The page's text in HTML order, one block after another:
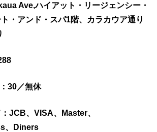
Ave,ハイアット・リージェンシー・
・アンド・スパ1階、カラカウア通り
30／無休
JCB、VISA、Master、
、Diners